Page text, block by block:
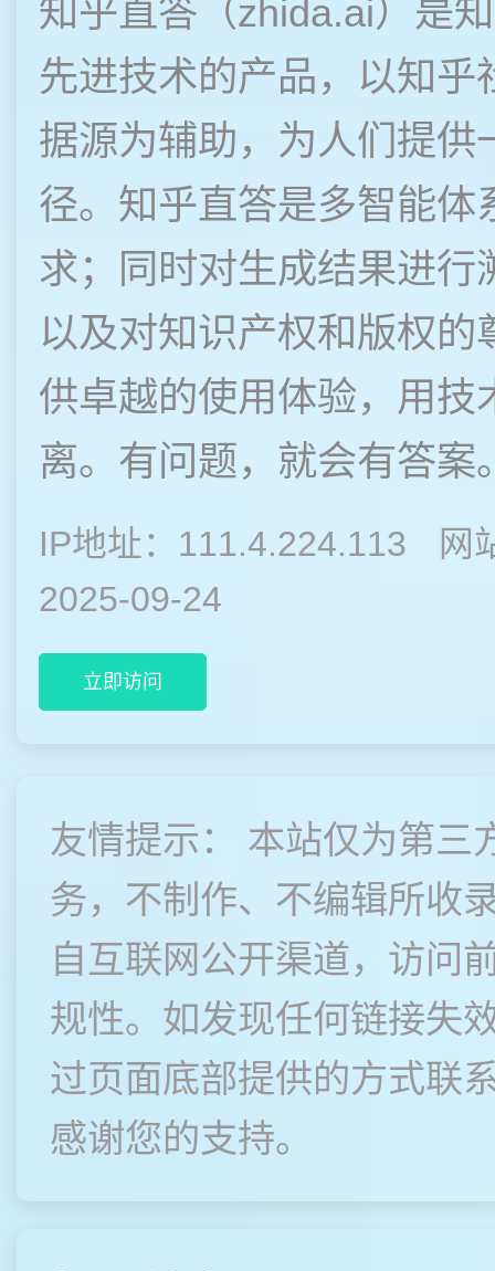
知乎直答（zhida.ai）是
先进技术的产品，以知
据源为辅助，为人们提
径。知乎直答是多智能
求；同时对生成结果进
以及对知识产权和版权
供卓越的使用体验，用
离。有问题，就会有答案
IP地址：111.4.224.113
网
2025-09-24
立即访问
友情提示： 本站仅为第三
务，不制作、不编辑所收
自互联网公开渠道，访问
规性。如发现任何链接失
过页面底部提供的方式联
感谢您的支持。